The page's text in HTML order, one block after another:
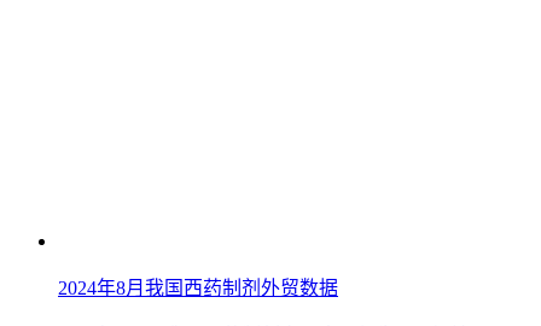
2024年8月我国西药制剂外贸数据